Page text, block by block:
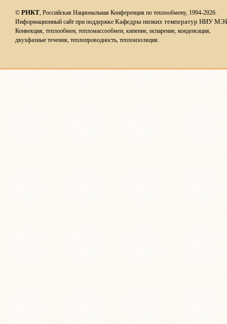
© РНКТ, Российская Национальная Конференция по теплообмену, 1994-2026.
Информационный сайт при поддержке Кафедры низких температур НИУ
Конвекция, теплообмен, тепломассообмен, кипение, испарение, конденсация,
двухфазные течения, теплопроводность, теплоизоляция.